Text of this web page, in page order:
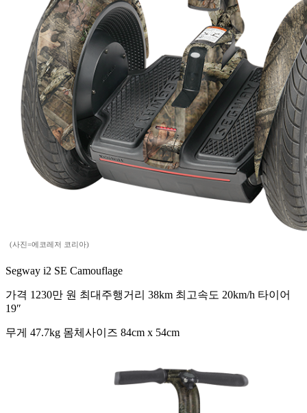
(사진=에코레저 코리아)
Segway i2 SE Camouflage
가격 1230만 원 최대주행거리 38km 최고속도 20km/h 타이어
19″
무게 47.7kg 몸체사이즈 84cm x 54cm